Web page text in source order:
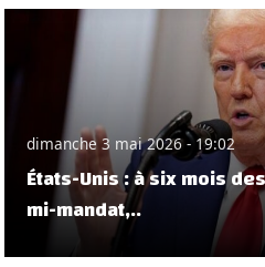
dimanche 3 mai 2026 - 19:02
États-Unis : à six mois
mi-mandat,..